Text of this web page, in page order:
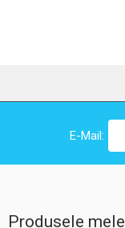
E-Mail:
Produsele mele